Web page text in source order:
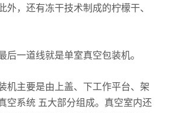
外，还有冻干技术制成的柠檬干、
一道线就是单室真空包装机。
主要是由上盖、下工作平台、架
空系统 五大部分组成。真空室内还